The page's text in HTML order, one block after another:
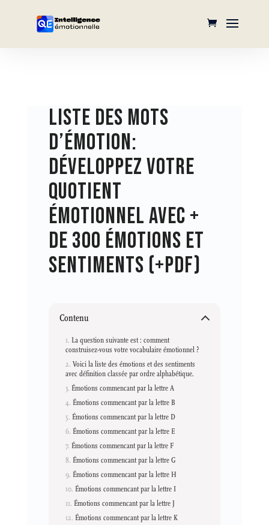
LISTE DES MOTS
D’ÉMOTION:
DÉVELOPPEZ VOTRE
QUOTIENT
ÉMOTIONNEL AVEC +
DE 300 ÉMOTIONS ET
SENTIMENTS (+PDF)
Contenu
La question suivante est : comment
construisez-vous votre vocabulaire émotionnel ?
Voici la liste des émotions et des sentiments
avec définition classée par ordre alphabétique.
Émotions commencant par la lettre A
Émotions commencant par la lettre B
Émotions commencant par la lettre D
Émotions commencant par la lettre E
Émotions commencant par la lettre F
Émotions commencant par la lettre G
Émotions commencant par la lettre H
Émotions commencant par la lettre I
Émotions commencant par la lettre J
Émotions commencant par la lettre K